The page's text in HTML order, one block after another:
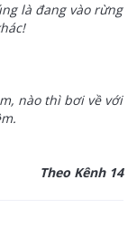
là đang vào rừng
nào thì bơi về với
Theo Kênh 14